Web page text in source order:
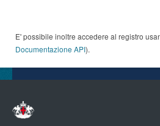
E' possibile inoltre accedere al registro
Documentazione API).